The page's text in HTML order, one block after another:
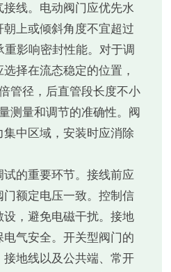
线。电动阀门应优先水
上或倾斜角度不宜超过
影响密封性能。对于调
择在流态稳定的位置，
管径，后直管段长度不小
测量和调节的准确性。阀
中区域，安装时应消除
的重要环节。接线前应
额定电压一致。控制信
，避免电磁干扰。接地
气安全。开关型阀门的
地线以及公共端、常开